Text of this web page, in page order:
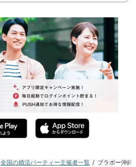
全国の婚活パーティー主催者一覧 ブラボー沖縄